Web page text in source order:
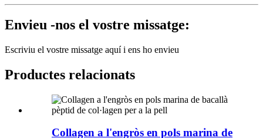
Envieu -nos el vostre missatge:
Escriviu el vostre missatge aquí i ens ho envieu
Productes relacionats
Collagen a l'engròs en pols marina de